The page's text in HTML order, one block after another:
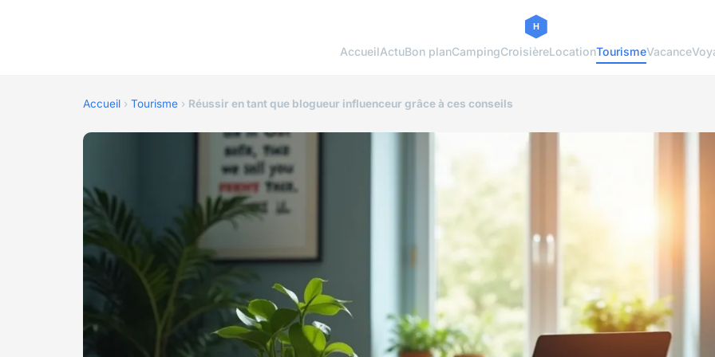
AccueilActuBon planCampingCroisièreLocationTourismeVacance
Accueil › Tourisme › Réussir en tant que blogueur influenceur grâce à ces conseils